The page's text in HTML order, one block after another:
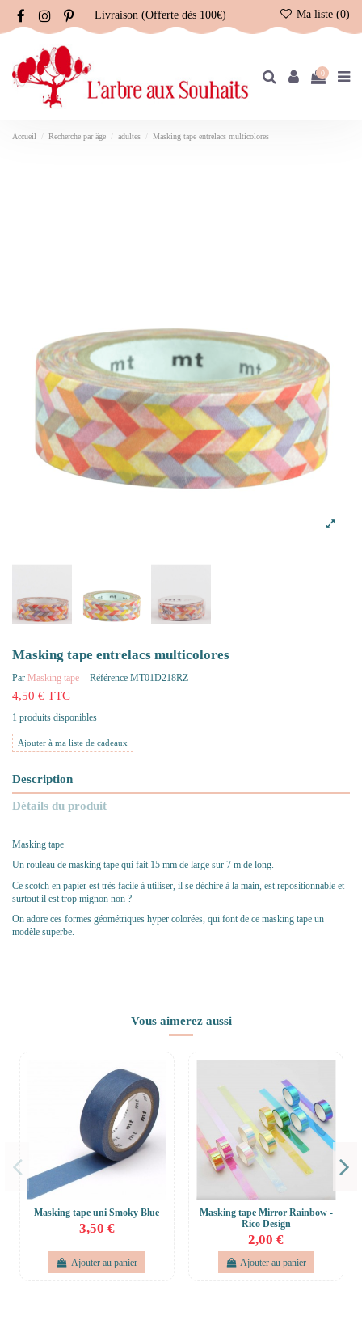
Livraison (Offerte dès 100€) Ma liste (0)
0
Accueil Recherche par âge adultes Masking tape entrelacs multicolores
Masking tape entrelacs multicolores
Par Masking tape Référence MT01D218RZ
4,50 € TTC
1 produits disponibles
Ajouter à ma liste de cadeaux
Description
Détails du produit
Masking tape
Un rouleau de masking tape qui fait 15 mm de large sur 7 m de long.
Ce scotch en papier est très facile à utiliser, il se déchire à la main, est repositionnable et
surtout il est trop mignon non ?
On adore ces formes géométriques hyper colorées, qui font de ce masking tape un
modèle superbe.
Vous aimerez aussi
Masking tape uni Smoky Blue
3,50 €
Ajouter au panier
Masking tape Mirror Rainbow -
Rico Design
2,00 €
Ajouter au panier